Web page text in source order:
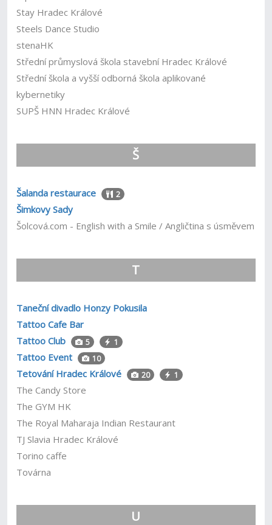
Stay Hradec Králové
Steels Dance Studio
stenaHK
Střední průmyslová škola stavební Hradec Králové
Střední škola a vyšší odborná škola aplikované
kybernetiky
SUPŠ HNN Hradec Králové
Š
Šalanda restaurace 2
Šimkovy Sady
Šolcová.com - English with a Smile / Angličtina s úsměvem
T
Taneční divadlo Honzy Pokusila
Tattoo Cafe Bar
Tattoo Club
5 1
Tattoo Event 10
Tetování Hradec Králové 20 1
The Candy Store
The GYM HK
The Royal Maharaja Indian Restaurant
TJ Slavia Hradec Králové
Torino caffe
Továrna
U